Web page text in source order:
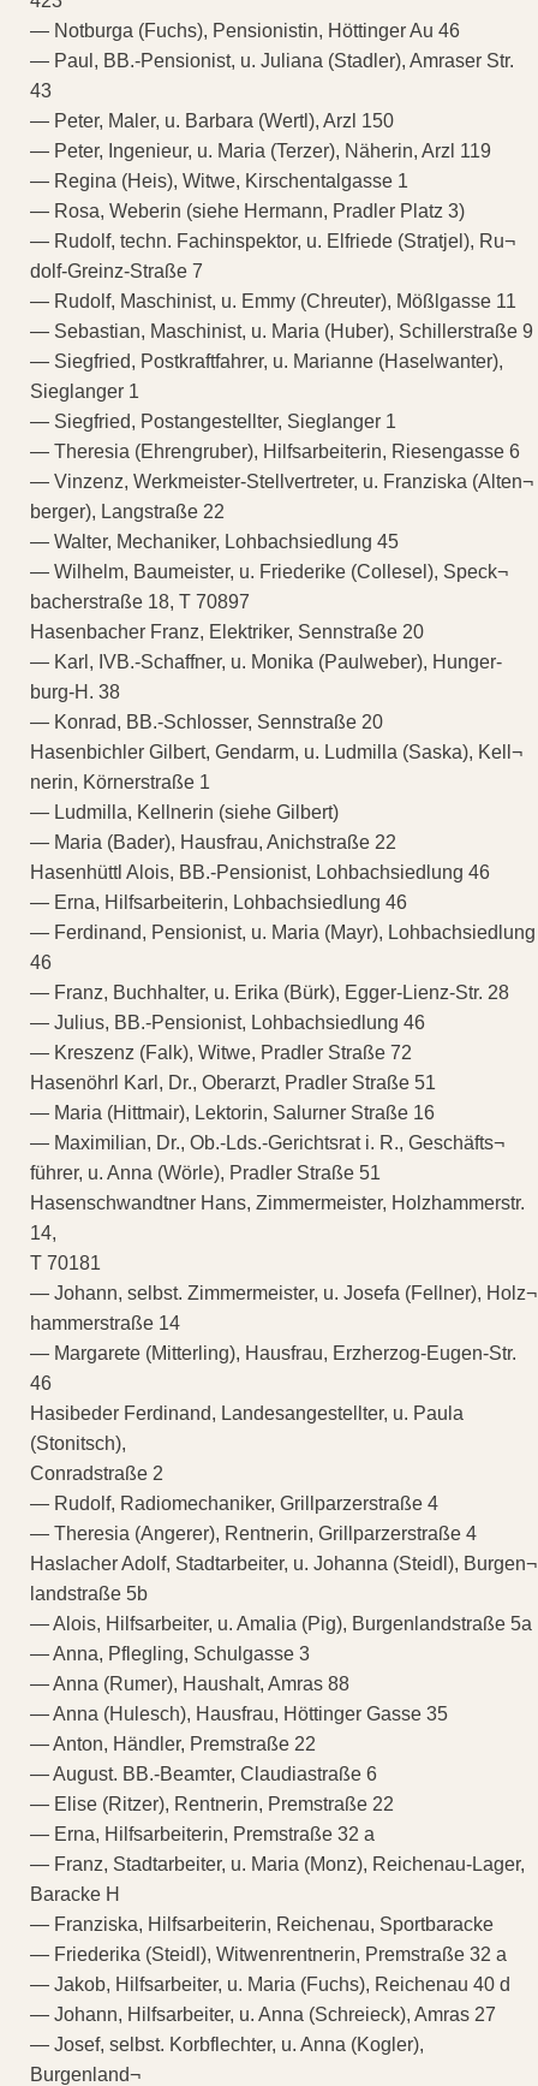
— Notburga (Fuchs), Pensionistin, Höttinger Au 46
— Paul, BB.-Pensionist, u. Juliana (Stadler), Amraser Str.
43
— Peter, Maler, u. Barbara (Wertl), Arzl 150
— Peter, Ingenieur, u. Maria (Terzer), Näherin, Arzl 119
— Regina (Heis), Witwe, Kirschentalgasse 1
— Rosa, Weberin (siehe Hermann, Pradler Platz 3)
— Rudolf, techn. Fachinspektor, u. Elfriede (Stratjel), Ru¬
dolf-Greinz-Straße 7
— Rudolf, Maschinist, u. Emmy (Chreuter), Mößlgasse 11
— Sebastian, Maschinist, u. Maria (Huber), Schillerstraße 9
— Siegfried, Postkraftfahrer, u. Marianne (Haselwanter),
Sieglanger 1
— Siegfried, Postangestellter, Sieglanger 1
— Theresia (Ehrengruber), Hilfsarbeiterin, Riesengasse 6
— Vinzenz, Werkmeister-Stellvertreter, u. Franziska (Alten¬
berger), Langstraße 22
— Walter, Mechaniker, Lohbachsiedlung 45
— Wilhelm, Baumeister, u. Friederike (Collesel), Speck¬
bacherstraße 18, T 70897
Hasenbacher Franz, Elektriker, Sennstraße 20
— Karl, IVB.-Schaffner, u. Monika (Paulweber), Hunger-
burg-H. 38
— Konrad, BB.-Schlosser, Sennstraße 20
Hasenbichler Gilbert, Gendarm, u. Ludmilla (Saska), Kell¬
nerin, Körnerstraße 1
— Ludmilla, Kellnerin (siehe Gilbert)
— Maria (Bader), Hausfrau, Anichstraße 22
Hasenhüttl Alois, BB.-Pensionist, Lohbachsiedlung 46
— Erna, Hilfsarbeiterin, Lohbachsiedlung 46
— Ferdinand, Pensionist, u. Maria (Mayr), Lohbachsiedlung
46
— Franz, Buchhalter, u. Erika (Bürk), Egger-Lienz-Str. 28
— Julius, BB.-Pensionist, Lohbachsiedlung 46
— Kreszenz (Falk), Witwe, Pradler Straße 72
Hasenöhrl Karl, Dr., Oberarzt, Pradler Straße 51
— Maria (Hittmair), Lektorin, Salurner Straße 16
— Maximilian, Dr., Ob.-Lds.-Gerichtsrat i. R., Geschäfts¬
führer, u. Anna (Wörle), Pradler Straße 51
Hasenschwandtner Hans, Zimmermeister, Holzhammerstr.
14,
T 70181
— Johann, selbst. Zimmermeister, u. Josefa (Fellner), Holz¬
hammerstraße 14
— Margarete (Mitterling), Hausfrau, Erzherzog-Eugen-Str.
46
Hasibeder Ferdinand, Landesangestellter, u. Paula
(Stonitsch),
Conradstraße 2
— Rudolf, Radiomechaniker, Grillparzerstraße 4
— Theresia (Angerer), Rentnerin, Grillparzerstraße 4
Haslacher Adolf, Stadtarbeiter, u. Johanna (Steidl), Burgen¬
landstraße 5b
— Alois, Hilfsarbeiter, u. Amalia (Pig), Burgenlandstraße 5a
— Anna, Pflegling, Schulgasse 3
— Anna (Rumer), Haushalt, Amras 88
— Anna (Hulesch), Hausfrau, Höttinger Gasse 35
— Anton, Händler, Premstraße 22
— August. BB.-Beamter, Claudiastraße 6
— Elise (Ritzer), Rentnerin, Premstraße 22
— Erna, Hilfsarbeiterin, Premstraße 32 a
— Franz, Stadtarbeiter, u. Maria (Monz), Reichenau-Lager,
Baracke H
— Franziska, Hilfsarbeiterin, Reichenau, Sportbaracke
— Friederika (Steidl), Witwenrentnerin, Premstraße 32 a
— Jakob, Hilfsarbeiter, u. Maria (Fuchs), Reichenau 40 d
— Johann, Hilfsarbeiter, u. Anna (Schreieck), Amras 27
— Josef, selbst. Korbflechter, u. Anna (Kogler),
Burgenland¬